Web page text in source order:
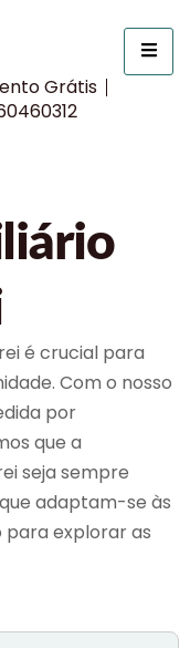
Grátis
é crucial para
Com o nosso
por
que a
seja sempre
que adaptam-se às
para explorar as